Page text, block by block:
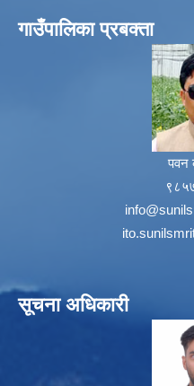
गाउँपालिका प्रबक्ता
पवन
सूचना अधिकारी